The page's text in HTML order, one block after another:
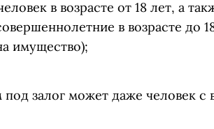
в возрасте от 18 лет, а
в возрасте до
имущество);
под залог может даже человек с